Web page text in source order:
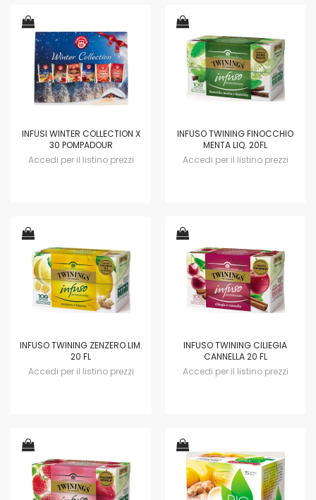
INFUSI WINTER COLLECTION X
30 POMPADOUR
Accedi per il listino prezzi
INFUSO TWINING FINOCCHIO
MENTA LIQ. 20FL
Accedi per il listino prezzi
INFUSO TWINING ZENZERO LIM.
20 FL
Accedi per il listino prezzi
INFUSO TWINING CILIEGIA
CANNELLA 20 FL
Accedi per il listino prezzi